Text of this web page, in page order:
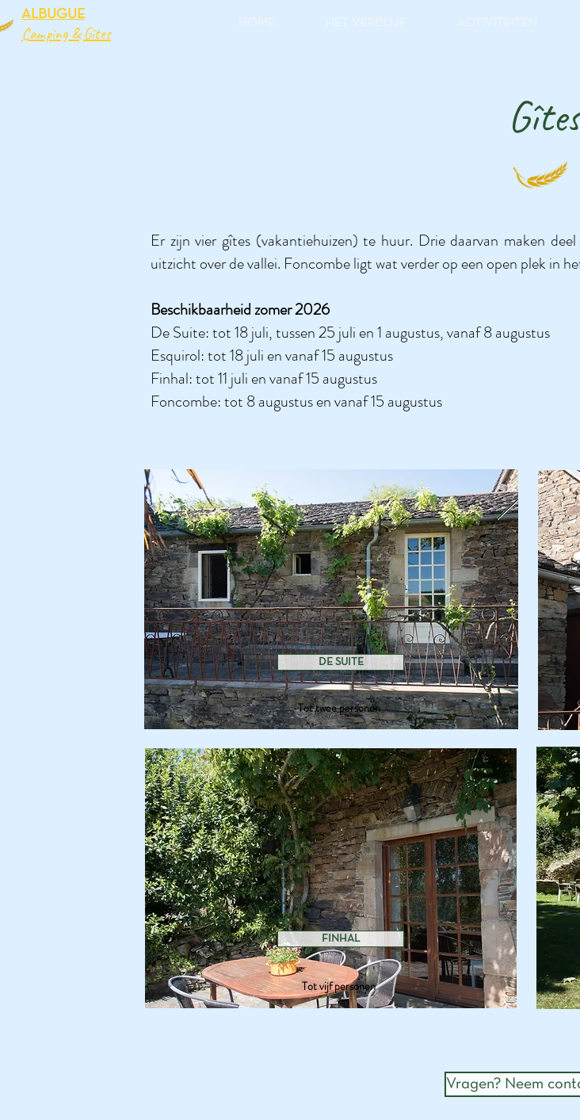
ALBUGUE
Camping & Gîtes
Er zijn vier gîtes (vakantiehuizen) te huur. Drie daarvan maken
uitzicht over de vallei. Foncombe ligt wat verder op een open plek in
Beschikbaarheid zomer 2026
De Suite: tot 18 juli, tussen 25 juli en 1 augustus, vanaf 8 augustus
Esquirol: tot 18 juli en vanaf 15 augustus
Finhal: tot 11 juli en vanaf 15 augustus
Foncombe: tot 8 augustus en vanaf 15 augustus
DE SUITE
Tot twee personen
Tot vijf personen
FINHAL
Vragen? Neem